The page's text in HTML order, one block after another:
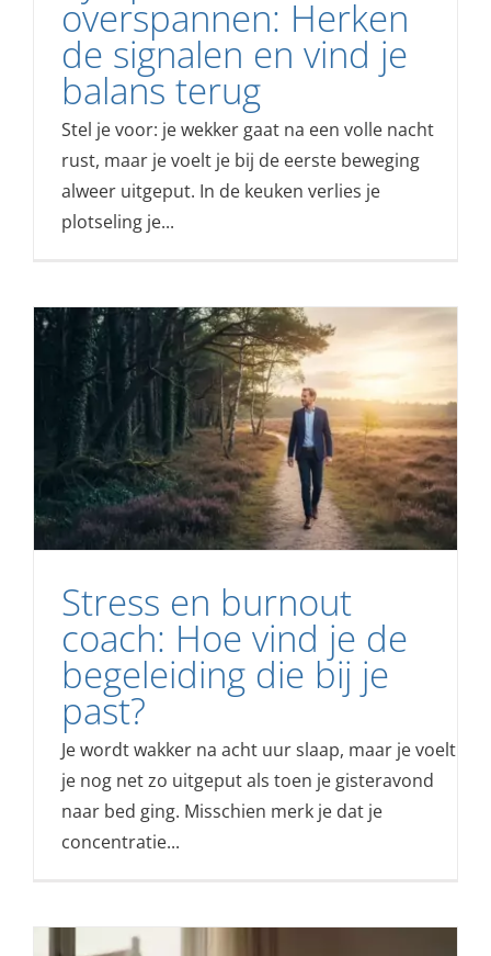
overspannen: Herken
de signalen en vind je
balans terug
Stel je voor: je wekker gaat na een volle nacht
rust, maar je voelt je bij de eerste beweging
alweer uitgeput. In de keuken verlies je
plotseling je...
Stress en burnout
coach: Hoe vind je de
begeleiding die bij je
past?
Je wordt wakker na acht uur slaap, maar je voelt
je nog net zo uitgeput als toen je gisteravond
naar bed ging. Misschien merk je dat je
concentratie...